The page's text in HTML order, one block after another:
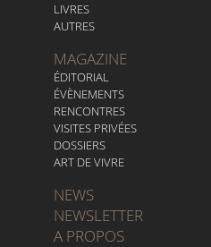
LIVRES
AUTRES
MAGAZINE
ÉDITORIAL
ÉVÈNEMENTS
RENCONTRES
VISITES PRIVÉES
DOSSIERS
ART DE VIVRE
NEWS
NEWSLETTER
A PROPOS